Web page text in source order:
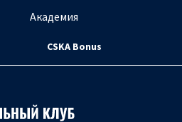
Академия
CSKA Bonus